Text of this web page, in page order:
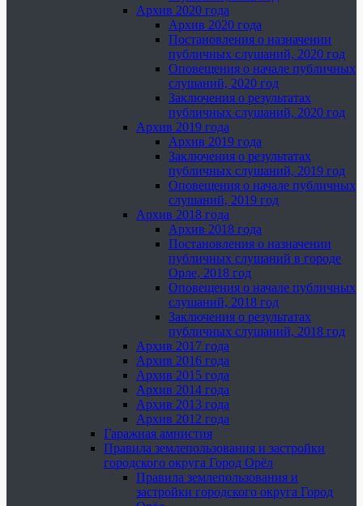
Архив 2020 года
Архив 2020 года
Постановления о назначении
публичных слушаний, 2020 год
Оповещения о начале публичных
слушаний, 2020 год
Заключения о результатах
публичных слушаний, 2020 год
Архив 2019 года
Архив 2019 года
Заключения о результатах
публичных слушаний, 2019 год
Оповещения о начале публичных
слушаний, 2019 год
Архив 2018 года
Архив 2018 года
Постановления о назначении
публичных слушаний в городе
Орле, 2018 год
Оповещения о начале публичных
слушаний, 2018 год
Заключения о результатах
публичных слушаний, 2018 год
Архив 2017 года
Архив 2016 года
Архив 2015 года
Архив 2014 года
Архив 2013 года
Архив 2012 года
Гаражная амнистия
Правила землепользования и застройки
городского округа Город Орёл
Правила землепользования и
застройки городского округа Город